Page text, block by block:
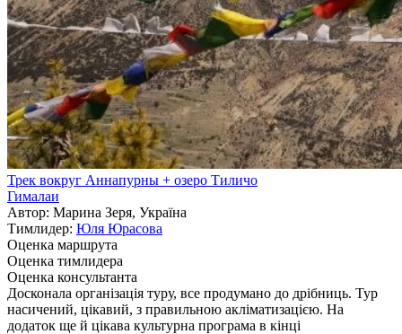
Трек вокруг Аннапурны + озеро Тиличо
Гималаи
Автор: Марина Зеря, Україна
Тимлидер: Юля Юрасова
Оценка маршрута
Оценка тимлидера
Оценка консультанта
Досконала організація туру, все продумано до дрібниць. Тур
насичений, цікавий, з правильною акліматизацією. На
додаток ще й цікава культурна програма в кінці